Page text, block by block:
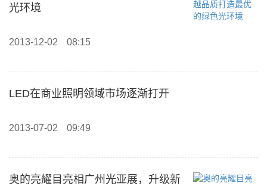
光环境
2013-12-02 08:15
LED在商业照明领域市场逐渐打开
2013-07-02 09:49
奥的亮耀目亮相广州光亚展，升级新